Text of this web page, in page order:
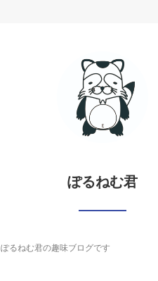
ぽるねむ君
ぽるねむ君の趣味ブログです